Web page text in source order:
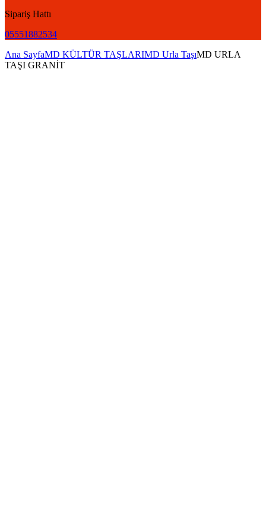
Sipariş Hattı
05551882534
Ana SayfaMD KÜLTÜR TAŞLARIMD Urla TaşıMD URLA
TAŞI GRANİT